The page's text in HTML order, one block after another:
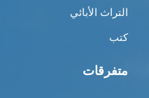
التراث الأبائي
كتب
متفرقات